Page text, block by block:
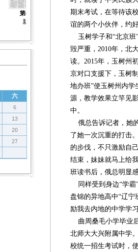
第04版
新闻
第05版
新闻
第06版
新闻
六
6
13
20
27
期末考试，在等待该
谊的两个小伙伴，约
玉树学子和“北京班
毁严重，2010年，北
读。2015年，玉树州
京对口支援下，玉树
地办班”使玉树州内
源，教学效果立竿见
中。
俄总告诉记者，她
了她一次沉重的打击
的步伐，不只激励自
结束，妹妹就马上给
班读书后，俄总明显
同样受到身边“学霸
盘锦的异地高中“辽宁
励我去内地的中学学
曲周桑毛小学毕业
北师大大兴附属中学
校统一招生考试时，